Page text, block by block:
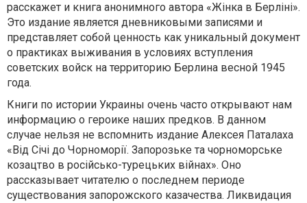
расскажет и книга анонимного автора «Жінка в Берліні».
Это издание является дневниковыми записями и
представляет собой ценность как уникальный документ
о практиках выживания в условиях вступления
советских войск на территорию Берлина весной 1945
года.
Книги по истории Украины очень часто открывают нам
информацию о героике наших предков. В данном
случае нельзя не вспомнить издание Алексея Паталаха
«Від Січі до Чорноморії. Запорозьке та чорноморське
козацтво в російсько-турецьких війнах». Оно
рассказывает читателю о последнем периоде
существования запорожского казачества. Ликвидация